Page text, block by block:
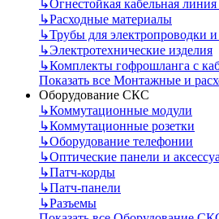
↳Огнестойкая кабельная
↳Расходные материалы
↳Трубы для электропроводки и
↳Электротехнические изделия
↳Комплекты гофрошланга с
Показать все Монтажные и
Оборудование СКС
↳Коммутационные модули
↳Коммутационные розетки
↳Оборудование телефонии
↳Оптические панели и
↳Патч-корды
↳Патч-панели
↳Разъемы